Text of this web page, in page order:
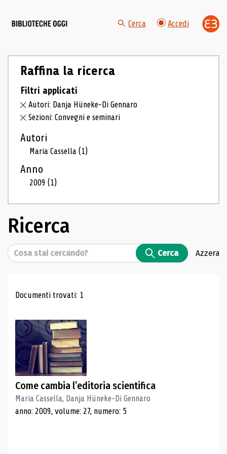
Cerca Accedi
Raffina la ricerca
Filtri applicati
Autori: Danja Hüneke-Di Gennaro
Sezioni: Convegni e seminari
Autori
Maria Cassella(1)
Anno
2009(1)
Ricerca
Cerca Cerca Azzera
Risultati di ricerca
Documenti trovati: 1
Come cambia l’editoria scientifica
Maria Cassella, Danja Hüneke-Di Gennaro
anno: 2009, volume: 27, numero: 5